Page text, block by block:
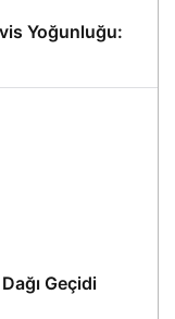
Yoğunluğu:
Geçidi